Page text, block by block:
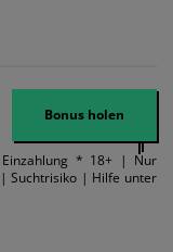
Lizenziert; Hilfe bei
Bonus holen
Einzahlung * 18+ | Nur
Suchtrisiko | Hilfe unter